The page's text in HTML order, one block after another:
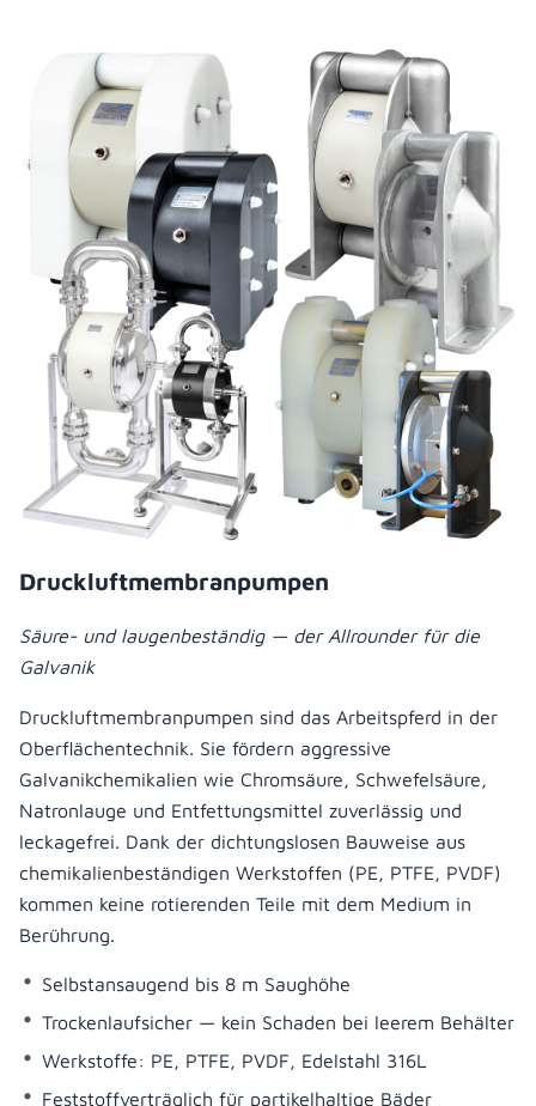
Druckluftmembranpumpen
Säure- und laugenbeständig — der Allrounder für die
Galvanik
Druckluftmembranpumpen sind das Arbeitspferd in der
Oberflächentechnik. Sie fördern aggressive
Galvanikchemikalien wie Chromsäure, Schwefelsäure,
Natronlauge und Entfettungsmittel zuverlässig und
leckagefrei. Dank der dichtungslosen Bauweise aus
chemikalienbeständigen Werkstoffen (PE, PTFE, PVDF)
kommen keine rotierenden Teile mit dem Medium in
Berührung.
Selbstansaugend bis 8 m Saughöhe
Trockenlaufsicher — kein Schaden bei leerem Behälter
Werkstoffe: PE, PTFE, PVDF, Edelstahl 316L
Feststoffverträglich für partikelhaltige Bäder